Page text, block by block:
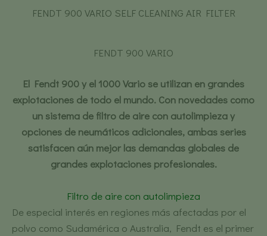
FENDT 900 VARIO SELF CLEANING AIR FILTER
FENDT 900 VARIO
El Fendt 900 y el 1000 Vario se utilizan en grandes
explotaciones de todo el mundo. Con novedades como
un sistema de filtro de aire con autolimpieza y
opciones de neumáticos adicionales, ambas series
satisfacen aún mejor las demandas globales de
grandes explotaciones profesionales.
Filtro de aire con autolimpieza
De especial interés en regiones más afectadas por el
polvo como Sudamérica o Australia, Fendt es el primer